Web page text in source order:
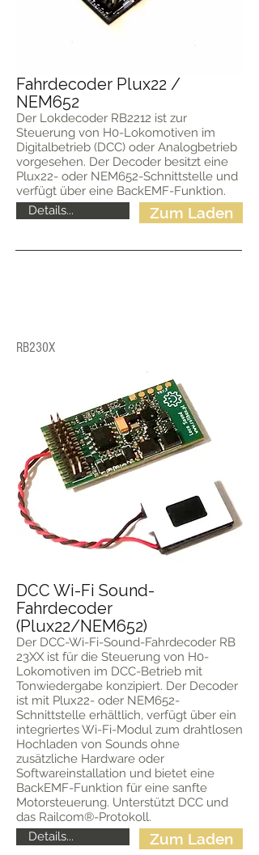
Fahrdecoder Plux22 /
NEM652
Der Lokdecoder RB2212 ist zur
Steuerung von H0-Lokomotiven im
Digitalbetrieb (DCC) oder Analogbetrieb
vorgesehen. Der Decoder besitzt eine
Plux22- oder NEM652-Schnittstelle und
verfügt über eine BackEMF-Funktion.
Details...
Zum Laden
RB230X
DCC Wi-Fi Sound-
Fahrdecoder
(Plux22/NEM652)
Der DCC-Wi-Fi-Sound-Fahrdecoder RB
23XX ist für die Steuerung von H0-
Lokomotiven im DCC-Betrieb mit
Tonwiedergabe konzipiert. Der Decoder
ist mit Plux22- oder NEM652-
Schnittstelle erhältlich, verfügt über ein
integriertes Wi-Fi-Modul zum drahtlosen
Hochladen von Sounds ohne
zusätzliche Hardware oder
Softwareinstallation und bietet eine
BackEMF-Funktion für eine sanfte
Motorsteuerung. Unterstützt DCC und
das Railcom®-Protokoll.
Details...
Zum Laden